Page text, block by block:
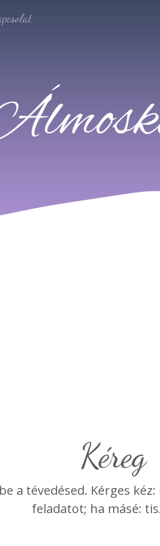
kéreg
a tévedésed. Kérges
feladatot; ha másé: